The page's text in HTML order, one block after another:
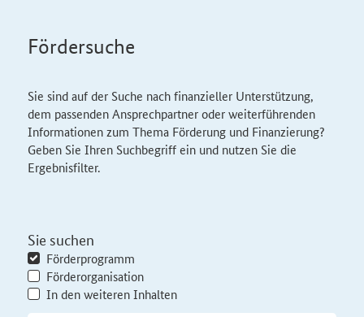
Fördersuche
Sie sind auf der Suche nach finanzieller Unterstützung,
dem passenden Ansprechpartner oder weiterführenden
Informationen zum Thema Förderung und Finanzierung?
Geben Sie Ihren Suchbegriff ein und nutzen Sie die
Ergebnisfilter.
Sie suchen
Förderprogramm
Förderorganisation
In den weiteren Inhalten